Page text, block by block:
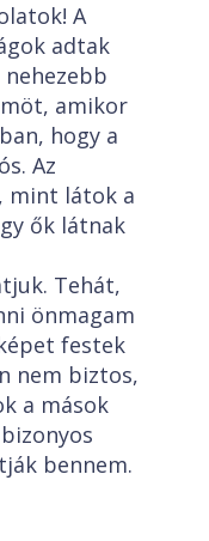
A
adtak
amikor
hogy a
Az
mint látok a
ők látnak
Tehát,
önmagam
festek
nem biztos,
a mások
bennem.